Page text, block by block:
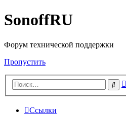
SonoffRU
Форум технической поддержки
Пропустить
Ссылки